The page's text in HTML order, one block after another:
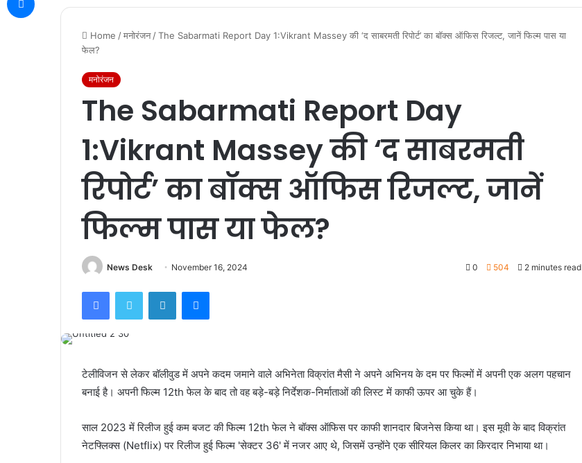
Home /मनोरंजन /The Sabarmati Report Day 1:Vikrant Massey की ‘द साबरमती रिपोर्ट’ का बॉक्स ऑफिस रिजल्ट, जानें फिल्म पास या
फेल?
मनोरंजन
The Sabarmati Report Day
1:Vikrant Massey की ‘द साबरमती
रिपोर्ट’ का बॉक्स ऑफिस रिजल्ट, जानें
फिल्म पास या फेल?
News Desk November 16, 2024 0 504 2 minutes read
टेलीविजन से लेकर बॉलीवुड में अपने कदम जमाने वाले अभिनेता विक्रांत मैसी ने अपने अभिनय के दम पर फिल्मों में अपनी एक अलग पहचान
बनाई है। अपनी फिल्म 12th फेल के बाद तो वह बड़े-बड़े निर्देशक-निर्माताओं की लिस्ट में काफी ऊपर आ चुके हैं।
साल 2023 में रिलीज हुई कम बजट की फिल्म 12th फेल ने बॉक्स ऑफिस पर काफी शानदार बिजनेस किया था। इस मूवी के बाद विक्रांत
नेटफ्लिक्स (Netflix) पर रिलीज हुई फिल्म 'सेक्टर 36' में नजर आए थे, जिसमें उन्होंने एक सीरियल किलर का किरदार निभाया था।